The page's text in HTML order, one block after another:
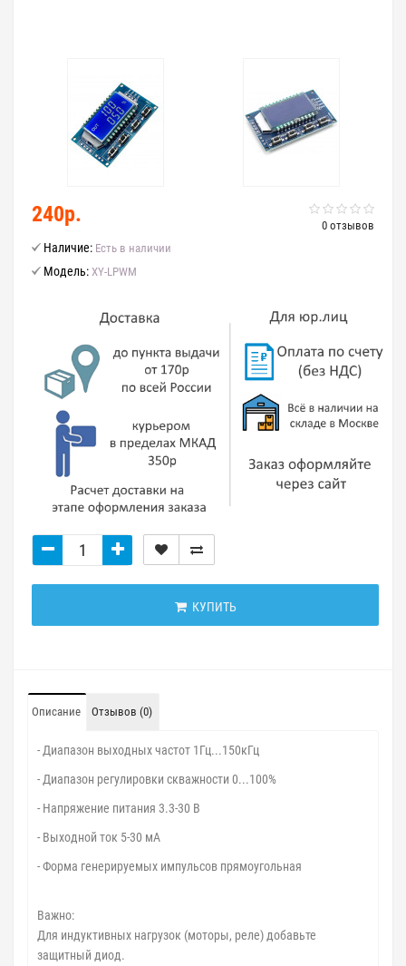
0 отзывов
240р.
Наличие: Есть в наличии
Модель: XY-LPWM
КУПИТЬ
Описание Отзывов (0)
- Диапазон выходных частот 1Гц...150кГц
- Диапазон регулировки скважности 0...100%
- Напряжение питания 3.3-30 В
- Выходной ток 5-30 мА
- Форма генерируемых импульсов прямоугольная
Важно:
Для индуктивных нагрузок (моторы, реле) добавьте
защитный диод.